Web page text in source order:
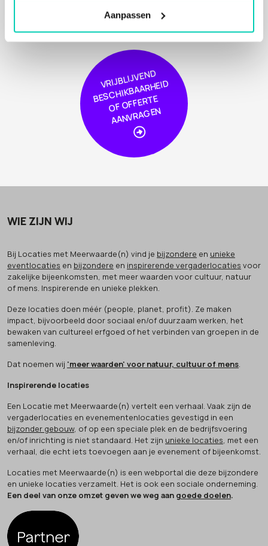
Aanpassen
VRIJBLIJVE
N
D
BE
S
C
HIKBAAR
HEI
D
OF
OFFER
TE
AA
NVRA
GE
N
WIE ZIJN WIJ
Bij Locaties met Meerwaarde(n) vind je bijzondere en unieke
eventlocaties en bijzondere en inspirerende vergaderlocaties voor
zakelijke bijeenkomsten, met meer waarden voor cultuur, natuur
of mens. Inspirerende en unieke plekken.
Deze locaties doen méér (people, planet, profit). Ze maken
impact, bijvoorbeeld door sociaal en/of duurzaam werken, het
bewaken van cultureel erfgoed of het verbinden van groepen in de
samenleving.
Dat noemen wij 'meer waarden' voor natuur, cultuur of mens.
Inspirerende locaties
Een Locatie met Meerwaarde(n) vertelt een verhaal. Vaak zijn de
vergaderlocaties en evenementenlocaties gevestigd in een
bijzonder gebouw, of op een speciale plek en de bedrijfsvoering
en/of inrichting is niet standaard. Het zijn unieke locaties, met een
verhaal, die echt iets toevoegen aan je evenement of bijeenkomst.
Locaties met Meerwaarde(n) is een webportal die deze bijzondere
en unieke locaties verzamelt. Het is ook een sociale onderneming.
Een deel van onze omzet geven we weg aan goede doelen.